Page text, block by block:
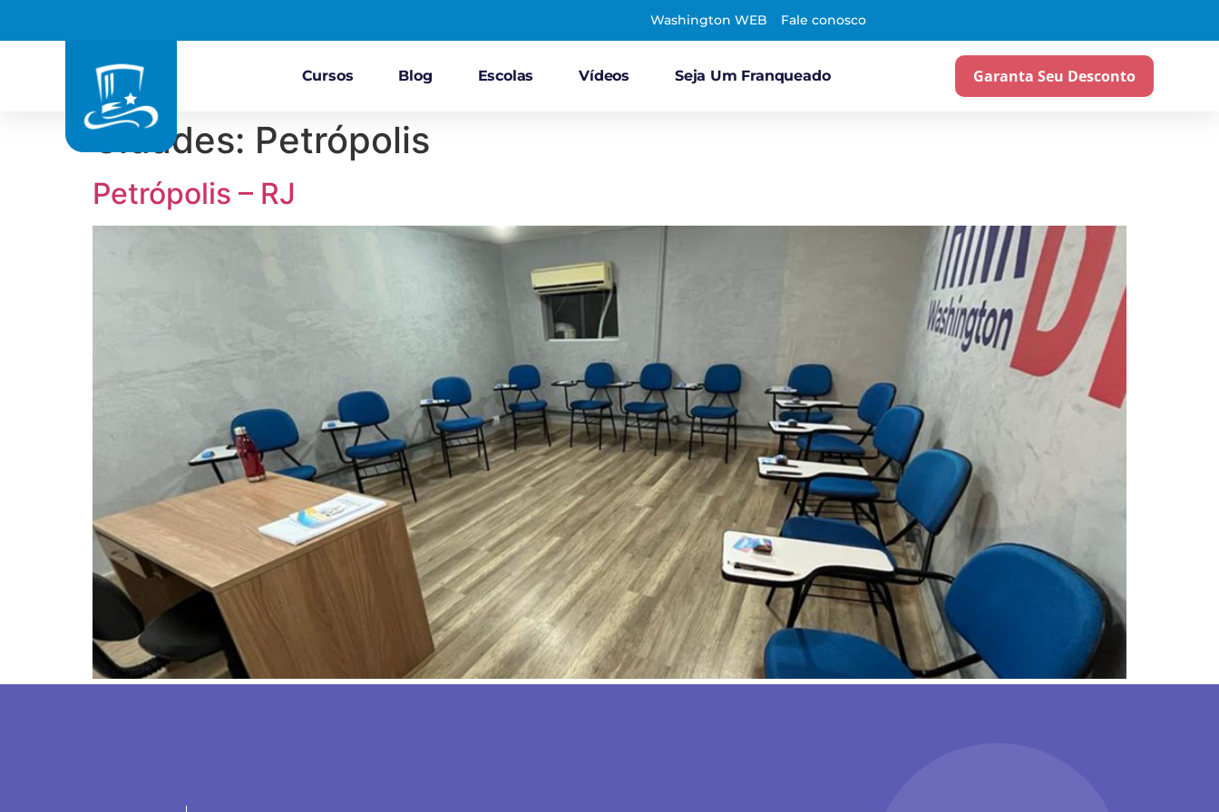
Washington WEB Fale conosco
Cursos Blog Escolas Vídeos Seja Um Franqueado Garanta Seu Desconto
Cidades: Petrópolis
Petrópolis – RJ